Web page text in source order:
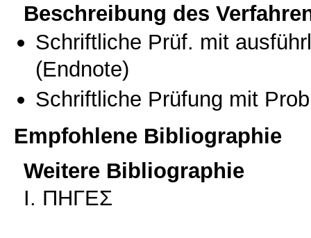
Beschreibung des
Schriftliche Prüf. mit
(Endnote)
Schriftliche Prüfung mit
Empfohlene Bibliographie
Weitere Bibliographie
Ι. ΠΗΓΕΣ